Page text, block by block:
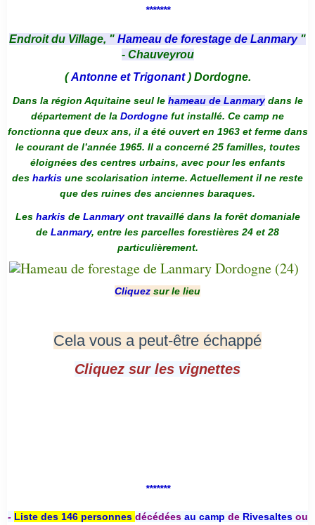
*******
Endroit du Village, " Hameau de forestage de Lanmary "
- Chauveyrou
(Antonne et Trigonant) Dordogne.
Dans la région Aquitaine seul le hameau de Lanmarydans le
département de la Dordogne fut installé. Ce camp ne
fonctionna que deux ans, il a été ouvert en 1963 et ferme dans
le courant de l’année 1965. Il a concerné 25 familles, toutes
éloignées des centres urbains, avec pour les enfants
des harkis une scolarisation interne. Actuellement il ne reste
que des ruines des anciennes baraques.
Les harkis de Lanmaryont travaillé dans la forêt domaniale
de Lanmary, entre les parcelles forestières 24 et 28
particulièrement.
Cliquez sur le lieu
Cela vous a peut-être échappé
Cliquez sur les vignettes
*******
- Liste des 146 personnes décédées au camp deRivesaltesou